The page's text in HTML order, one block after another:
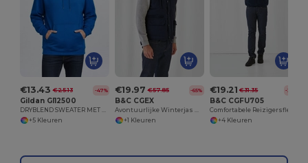
€13.43 €25.13 -47%
Gildan GI12500
DRYBLEND SWEATER MET CAPUCHON VOOR VOLWASSENEN
+5 Kleuren
€19.97 €57.85 -65%
B&C CGEX
Avontuurlijke Winterjas Met Extra Zakken
+1 Kleuren
€19.21 €31.35 -39%
B&C CGFU705
+4 Kleuren